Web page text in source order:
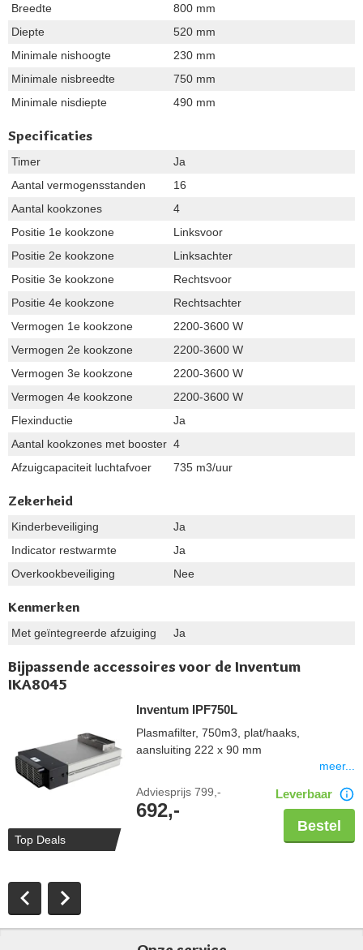
Breedte
800 mm
Diepte
520 mm
Minimale nishoogte
230 mm
Minimale nisbreedte
750 mm
Minimale nisdiepte
490 mm
Specificaties
Timer
Ja
Aantal vermogensstanden
16
Aantal kookzones
4
Positie 1e kookzone
Linksvoor
Positie 2e kookzone
Linksachter
Positie 3e kookzone
Rechtsvoor
Positie 4e kookzone
Rechtsachter
Vermogen 1e kookzone
2200-3600 W
Vermogen 2e kookzone
2200-3600 W
Vermogen 3e kookzone
2200-3600 W
Vermogen 4e kookzone
2200-3600 W
Flexinductie
Ja
Aantal kookzones met booster 4
Afzuigcapaciteit luchtafvoer
735 m3/uur
Zekerheid
Kinderbeveiliging
Ja
Indicator restwarmte
Ja
Overkookbeveiliging
Nee
Kenmerken
Met geïntegreerde afzuiging Ja
Bijpassende accessoires voor de Inventum
IKA8045
Top Deals
Inventum IPF750L
Plasmafilter, 750m3, plat/haaks,
aansluiting 222 x 90 mm
meer...
Adviesprijs 799,-
692,-
Leverbaar
Bestel